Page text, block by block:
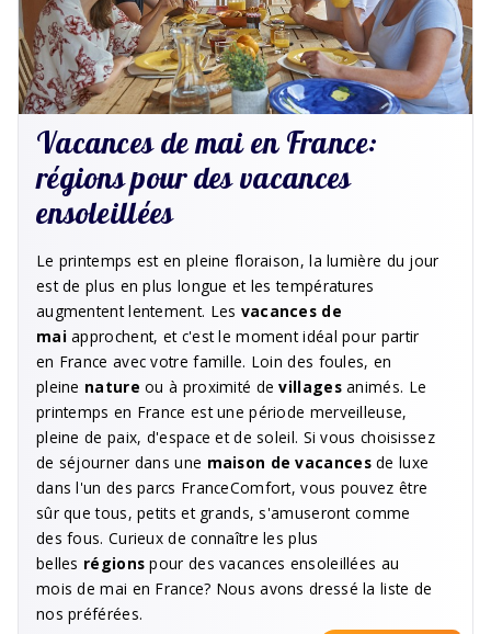
Vacances de mai en France:
régions pour des vacances
ensoleillées
Le printemps est en pleine floraison, la lumière du jour
est de plus en plus longue et les températures
augmentent lentement. Les vacances de
mai approchent, et c'est le moment idéal pour partir
en France avec votre famille. Loin des foules, en
pleine nature ou à proximité devillagesanimés. Le
printemps en France est une période merveilleuse,
pleine de paix, d'espace et de soleil. Si vous choisissez
de séjourner dans une maison de vacancesde luxe
dans l'un des parcs FranceComfort, vous pouvez être
sûr que tous, petits et grands, s'amuseront comme
des fous. Curieux de connaître les plus
belles régions pour des vacances ensoleillées au
mois de mai en France? Nous avons dressé la liste de
nos préférées.